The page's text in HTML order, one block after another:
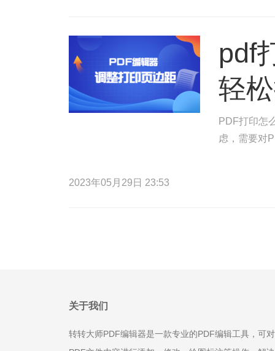
pdf
轻
PDF打印怎
虑，需要对
2023年05月29日 23:53
关于我们
转转大师PDF编辑器是一款专业的PDF编辑工具，可对